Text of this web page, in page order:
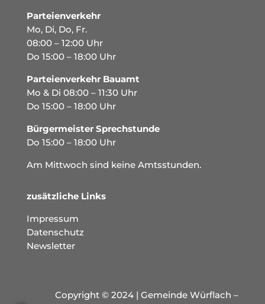
Parteienverkehr
Mo, Di, Do, Fr.
08:00 – 12:00 Uhr
Do 15:00 – 18:00 Uhr
Parteienverkehr Bauamt
Mo & Di 08:00 – 11:30 Uhr
Do 15:00 – 18:00 Uhr
Bürgermeister Sprechstunde
Do 15:00 – 18:00 Uhr
Am Mittwoch sind keine Amtsstunden.
zusätzliche Links
Impressum
Datenschutz
Newsletter
Copyright © 2024 | Gemeinde Würflach –